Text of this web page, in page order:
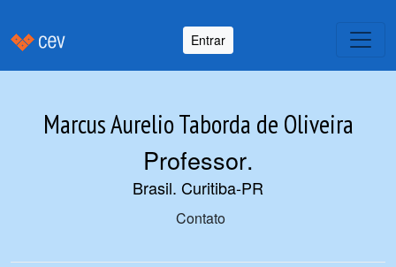
Entrar
Marcus Aurelio Taborda de Oliveira
Professor.
Brasil. Curitiba-PR
Contato